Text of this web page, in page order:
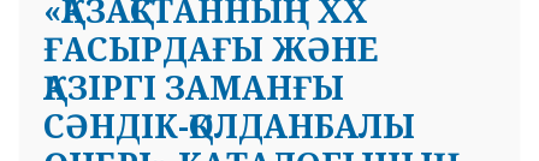
«ҚАЗАҚСТАННЫҢ ХХ
ҒАСЫРДАҒЫ ЖӘНЕ
ҚАЗІРГІ ЗАМАНҒЫ
СӘНДІК-ҚОЛДАНБАЛЫ